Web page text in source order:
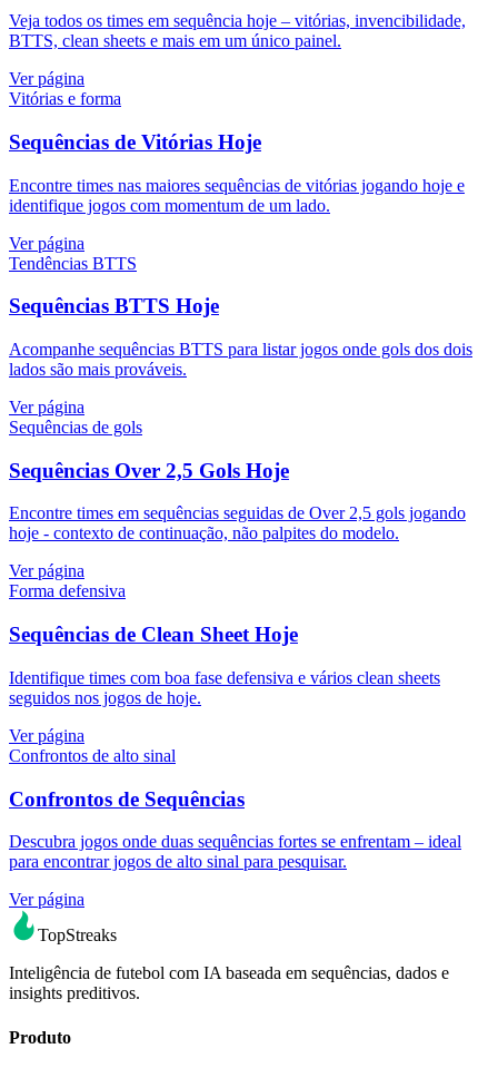
Veja todos os times em sequência hoje – vitórias, invencibilidade,
BTTS, clean sheets e mais em um único painel.
Ver página
Vitórias e forma
Sequências de Vitórias Hoje
Encontre times nas maiores sequências de vitórias jogando hoje e
identifique jogos com momentum de um lado.
Ver página
Tendências BTTS
Sequências BTTS Hoje
Acompanhe sequências BTTS para listar jogos onde gols dos dois
lados são mais prováveis.
Ver página
Sequências de gols
Sequências Over 2,5 Gols Hoje
Encontre times em sequências seguidas de Over 2,5 gols jogando
hoje - contexto de continuação, não palpites do modelo.
Ver página
Forma defensiva
Sequências de Clean Sheet Hoje
Identifique times com boa fase defensiva e vários clean sheets
seguidos nos jogos de hoje.
Ver página
Confrontos de alto sinal
Confrontos de Sequências
Descubra jogos onde duas sequências fortes se enfrentam – ideal
para encontrar jogos de alto sinal para pesquisar.
Ver página
TopStreaks
Inteligência de futebol com IA baseada em sequências, dados e
insights preditivos.
Produto